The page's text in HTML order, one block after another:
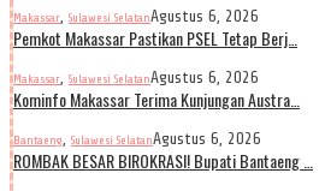
Makassar, Sulawesi SelatanAgustus 6, 2026
Pemkot Makassar Pastikan PSEL Tetap Berj…
Makassar, Sulawesi SelatanAgustus 6, 2026
Kominfo Makassar Terima Kunjungan Austra…
Bantaeng, Sulawesi SelatanAgustus 6, 2026
ROMBAK BESAR BIROKRASI! Bupati Bantaeng …